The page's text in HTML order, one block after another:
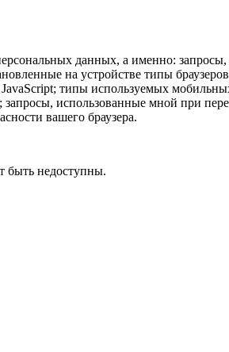
данных, а именно: запросы,
на устройстве типы
типы используемых
использованные мной при
вашего браузера.
быть недоступны.